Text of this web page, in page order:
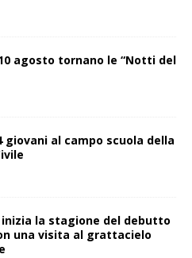
agosto tornano le “Notti del
giovani al campo scuola della
inizia la stagione del debutto
una visita al grattacielo